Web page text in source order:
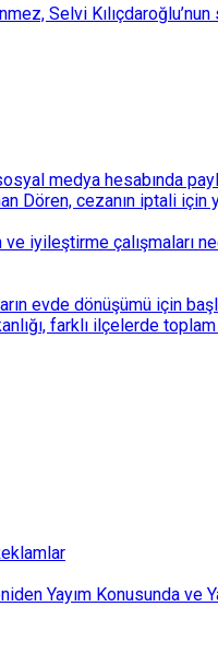
Selvi
medya hesabında
Dören, cezanın iptali için
ve iyileştirme
evde dönüşümü için
farklı ilçelerde
Yayım Konusunda ve